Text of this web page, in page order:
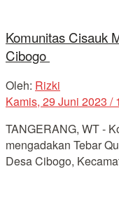
Komunitas Cisauk
Cibogo
Oleh: Rizki
Kamis, 29 Juni 2023 /
TANGERANG, WT -
mengadakan Tebar
Desa Cibogo,